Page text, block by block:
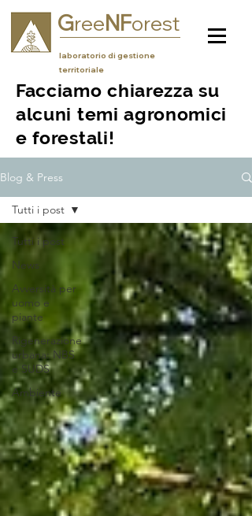
GreeNForest
laboratorio di gestione
territoriale
Facciamo chiarezza su
alcuni temi agronomici
e forestali!
Blog & Press
Tutti i post
News
Avversità per
uomo e
piante
Rigenerazione
urbana: NBS
e SUDS
Ambiente
Tutti i post